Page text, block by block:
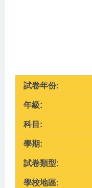
試卷年份:
年級:
科目:
學期:
試卷類型:
學校地區: